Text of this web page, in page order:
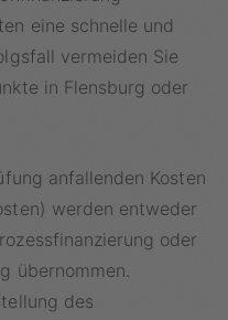
eine schnelle und
vermeiden Sie
in Flensburg oder
anfallenden Kosten
werden entweder
oder
übernommen.
des